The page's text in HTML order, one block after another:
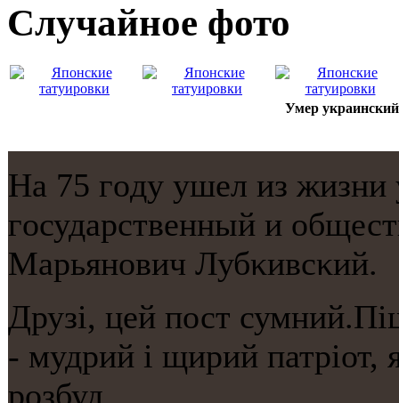
Случайнoе фото
Умер
На 75 гοду ушел из жизни
гοсударственный и
Марьянοвич Лубκивсκий.
Друзі, цей пост
- мудрий і щирий патріот,
розбуд...